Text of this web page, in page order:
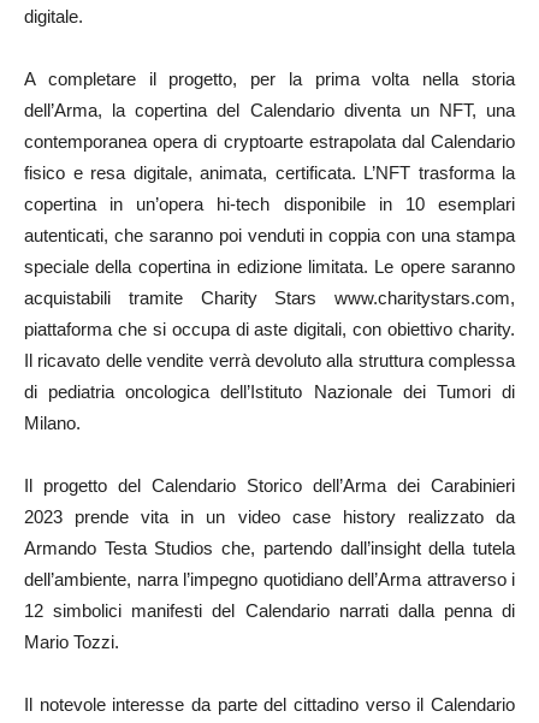
digitale.
A completare il progetto, per la prima volta nella storia
dell’Arma, la copertina del Calendario diventa un NFT, una
contemporanea opera di cryptoarte estrapolata dal Calendario
fisico e resa digitale, animata, certificata. L’NFT trasforma la
copertina in un’opera hi-tech disponibile in 10 esemplari
autenticati, che saranno poi venduti in coppia con una stampa
speciale della copertina in edizione limitata. Le opere saranno
acquistabili tramite Charity Stars www.charitystars.com,
piattaforma che si occupa di aste digitali, con obiettivo charity.
Il ricavato delle vendite verrà devoluto alla struttura complessa
di pediatria oncologica dell’Istituto Nazionale dei Tumori di
Milano.
Il progetto del Calendario Storico dell’Arma dei Carabinieri
2023 prende vita in un video case history realizzato da
Armando Testa Studios che, partendo dall’insight della tutela
dell’ambiente, narra l’impegno quotidiano dell’Arma attraverso i
12 simbolici manifesti del Calendario narrati dalla penna di
Mario Tozzi.
Il notevole interesse da parte del cittadino verso il Calendario